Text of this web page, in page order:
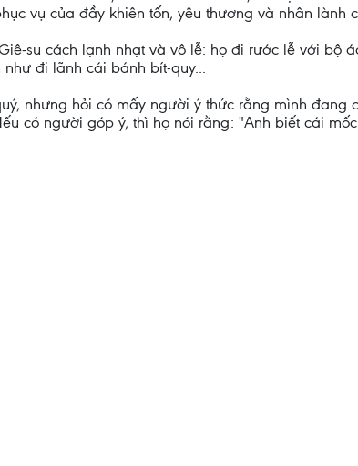
vụ của đầy khiên tốn, yêu thương và nhân lành
su cách lạnh nhạt và vô lễ: họ đi rước lễ với bộ
đi lãnh cái bánh bít-quy...
nhưng hỏi có mấy người ý thức rằng mình đang
có người góp ý, thì họ nói rằng: "Anh biết cái